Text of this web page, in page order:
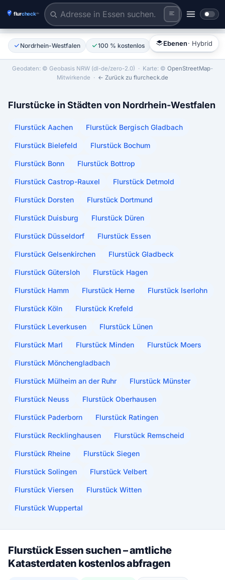
Tiles © Esri | Labels © Esri
Flurstück anklicken
Ebenen· Hybrid
Nordrhein-Westfalen 100 % kostenlos Ohne Anmeldung
Geodaten: © Geobasis NRW (dl-de/zero-2.0) · Karte: © OpenStreetMap-
Mitwirkende · ← Zurück zu flurcheck.de
Flurstücke in Städten von Nordrhein-Westfalen
Flurstück Aachen Flurstück Bergisch Gladbach
Flurstück Bielefeld Flurstück Bochum
Flurstück Bonn Flurstück Bottrop
Flurstück Castrop-Rauxel Flurstück Detmold
Flurstück Dorsten Flurstück Dortmund
Flurstück Duisburg Flurstück Düren
Flurstück Düsseldorf Flurstück Essen
Flurstück Gelsenkirchen Flurstück Gladbeck
Flurstück Gütersloh Flurstück Hagen
Flurstück Hamm Flurstück Herne Flurstück Iserlohn
Flurstück Köln Flurstück Krefeld
Flurstück Leverkusen Flurstück Lünen
Flurstück Marl Flurstück Minden Flurstück Moers
Flurstück Mönchengladbach
Flurstück Mülheim an der Ruhr Flurstück Münster
Flurstück Neuss Flurstück Oberhausen
Flurstück Paderborn Flurstück Ratingen
Flurstück Recklinghausen Flurstück Remscheid
Flurstück Rheine Flurstück Siegen
Flurstück Solingen Flurstück Velbert
Flurstück Viersen Flurstück Witten
Flurstück Wuppertal
Flurstück Essen suchen – amtliche
Katasterdaten kostenlos abfragen